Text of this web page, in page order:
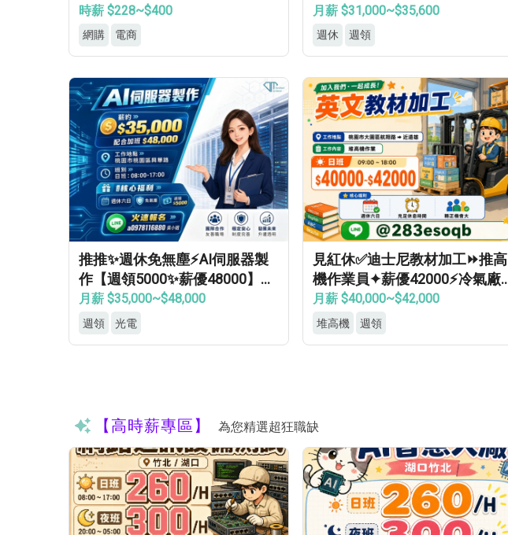
率高
時薪 $228~$400
網購 電商
領⭕見紅休✅
月薪 $31,000~$35,600
週休 週領
推推✨週休免無塵⚡AI伺服器製
作【週領5000✨薪優48000】免
學經歷✔免健檢✔免輪班✔
月薪 $35,000~$48,000
週領 光電
見紅休✅迪士尼教材加工⏩推高
機作業員✦薪優42000⚡冷氣廠
房✦轉正機會大
月薪 $40,000~$42,000
堆高機 週領
【高時薪專區】 為您精選超狂職缺